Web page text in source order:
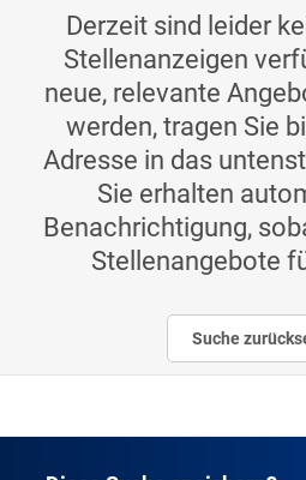
Derzeit sind leider
Stellenanzeigen
neue, relevante
werden, tragen Sie
Adresse in das
Sie erhalten
Benachrichtigung,
Stellenangebote
Suche